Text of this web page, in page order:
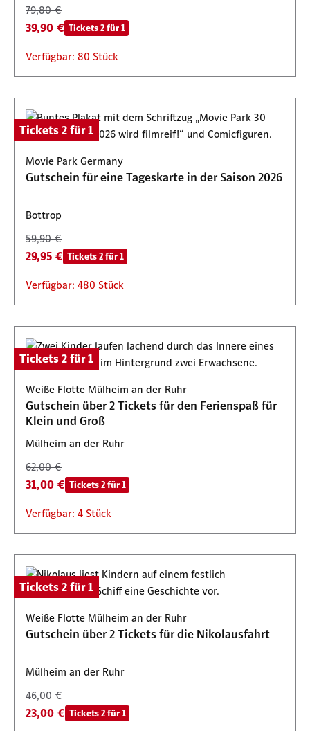
79,80 €
39,90 € Tickets 2 für 1
Verfügbar: 80 Stück
Tickets 2 für 1
Movie Park Germany
Gutschein für eine Tageskarte in der Saison 2026
Bottrop
59,90 €
29,95 € Tickets 2 für 1
Verfügbar: 480 Stück
Tickets 2 für 1
Weiße Flotte Mülheim an der Ruhr
Gutschein über 2 Tickets für den Ferienspaß für
Klein und Groß
Mülheim an der Ruhr
62,00 €
31,00 € Tickets 2 für 1
Verfügbar: 4 Stück
Tickets 2 für 1
Weiße Flotte Mülheim an der Ruhr
Gutschein über 2 Tickets für die Nikolausfahrt
Mülheim an der Ruhr
46,00 €
23,00 € Tickets 2 für 1